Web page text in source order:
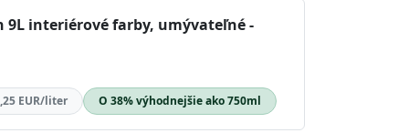
9L interiérové farby, umývateľné -
EUR/liter O 38% výhodnejšie ako 750ml